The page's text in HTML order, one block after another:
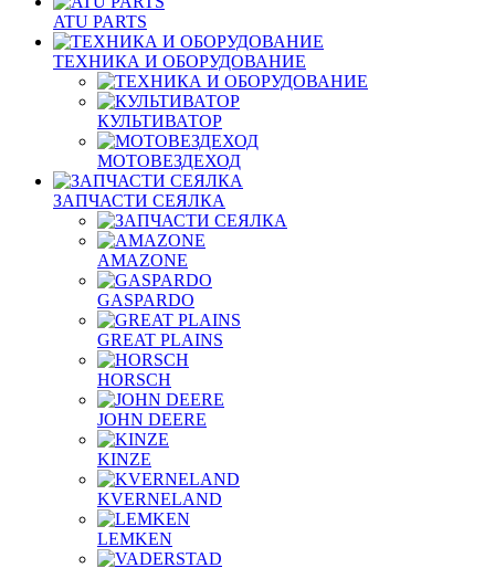
ATU PARTS
ТЕХНИКА И ОБОРУДОВАНИЕ
КУЛЬТИВАТОР
МОТОВЕЗДЕХОД
ЗАПЧАСТИ СЕЯЛКА
AMAZONE
GASPARDO
GREAT PLAINS
HORSCH
JOHN DEERE
KINZE
KVERNELAND
LEMKEN